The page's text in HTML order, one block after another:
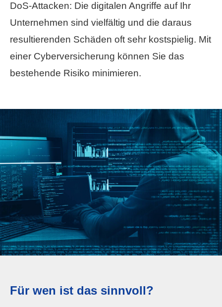
DoS-Attacken: Die digitalen Angriffe auf Ihr
Unternehmen sind vielfältig und die daraus
resultierenden Schäden oft sehr kostspielig. Mit
einer Cyberversicherung können Sie das
bestehende Risiko minimieren.
Für wen ist das sinnvoll?